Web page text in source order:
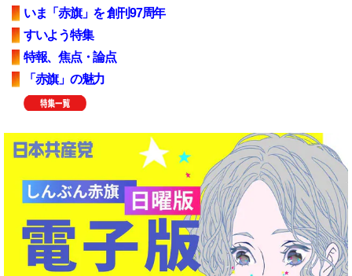
いま「赤旗」を 創刊97周年
すいよう特集
特報、焦点・論点
「赤旗」の魅力